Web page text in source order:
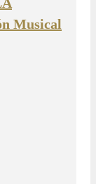
Musical